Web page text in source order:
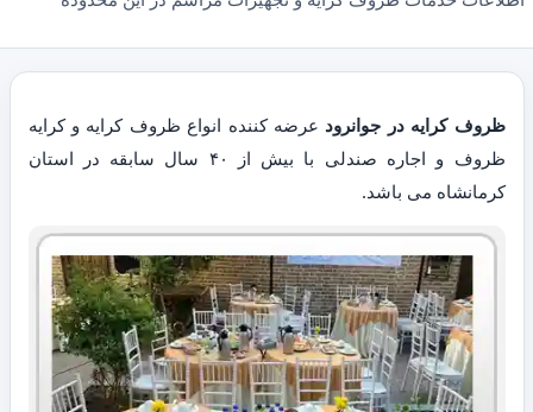
ظروف کرایه در جوانرود عرضه کننده انواع ظروف کرایه و کرایه
ظروف و اجاره صندلی با بیش از ۴۰ سال سابقه در استان
کرمانشاه می باشد.